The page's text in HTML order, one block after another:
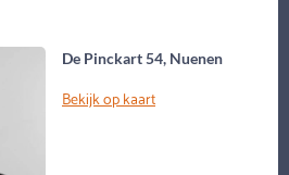
De Pinckart 54, Nuenen
Bekijk op kaart